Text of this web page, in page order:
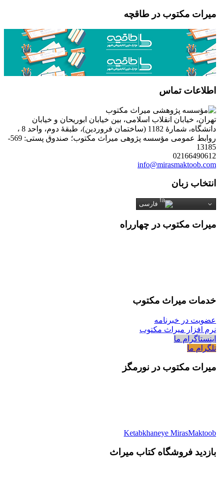
میرات مکتوب در طاقچه
اطلاعات تماس
تهران، خیابان انقلاب اسلامی، بین خیابان ابوریحان و خیابان
دانشگاه، شمارۀ 1182 (ساختمان فروردین)، طبقۀ دوم، واحد 8 ،
روابط عمومی مؤسسه پژوهی میراث مکتوب؛ صندوق پستی: 569-
13185
02166490612
info@mirasmaktoob.com
انتخاب زبان
فارسی
میرات مکتوب در چهارراه
خدمات میراث مکتوب
عضویت در خبرنامه
نرم افزار میراث مکتوب
اینستاگرام ما
تلگرام ما
میرات مکتوب در نورمگز
Ketabkhaneye MirasMaktoob
بازدید فروشگاه کتاب میراث